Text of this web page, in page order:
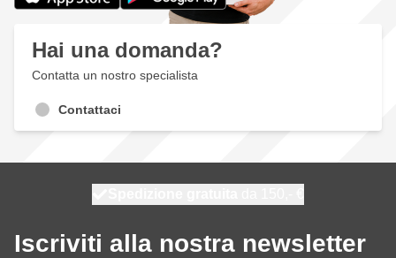
Hai una domanda?
Contatta un nostro specialista
Contattaci
Iscriviti alla nostra newsletter